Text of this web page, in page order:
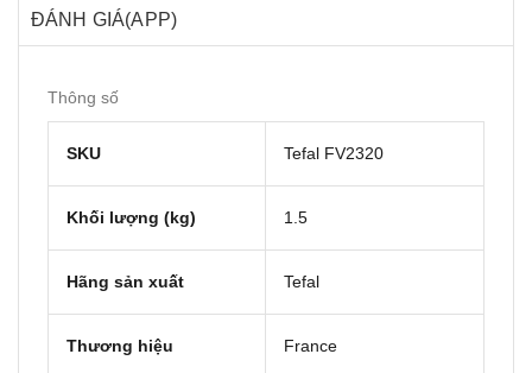
ĐÁNH GIÁ(APP)
Thông số
SKU Tefal FV2320
Khối lượng (kg) 1.5
Hãng sản xuất Tefal
Thương hiệu France